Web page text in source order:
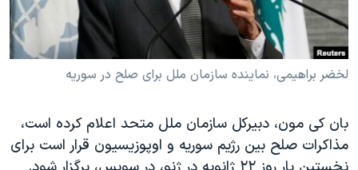
فرهنگ و زندگی
حقوق شهروندی
اقتصادی
اسرائیل در جنگ
گالری عکس
مستندها
انتخابات ریاست جمهوری آمریکا ۲۰۲۴
حمله جمهوری اسلامی به اسرائیل
ورزش زنان در ایران
اعتراضات زن، زندگی، آزادی
دنبال کنید
زبانهای مختلف
لخضر براهیمی، نماینده سازمان ملل برای صلح در سوریه
بان کی مون، دبیرکل سازمان ملل متحد اعلام کرده است،
مذاکرات صلح بین رژیم سوریه و اوپوزیسیون قرار است برای